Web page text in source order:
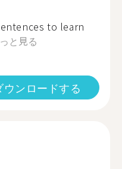
to learn
と見る
ンロードする